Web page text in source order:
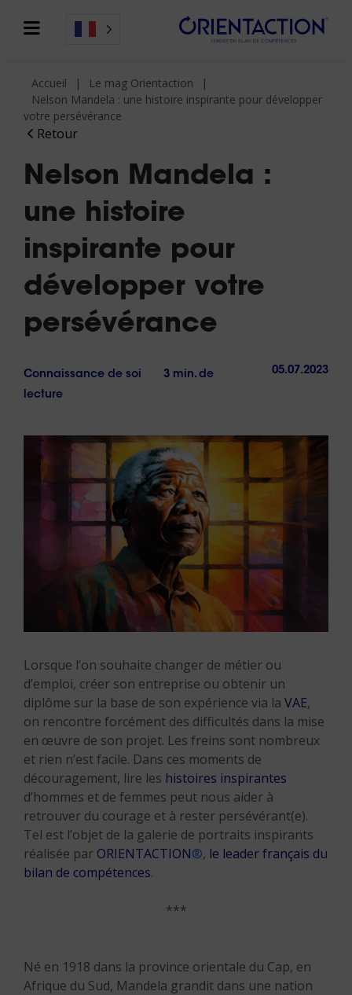
Retour
Accueil
Le mag Orientaction
Nelson Mandela : une histoire inspirante pour développer
votre persévérance
Nelson Mandela :
une histoire
inspirante pour
développer votre
persévérance
Connaissance de soi
3 min. de
lecture
05.07.2023
Lorsque l’on souhaite changer de métier ou
d’emploi, créer son entreprise ou obtenir un
diplôme sur la base de son expérience via la VAE,
on rencontre forcément des difficultés dans la mise
en œuvre de son projet. Les freins sont nombreux
et rien n’est facile. Dans ces moments de
découragement, lire les histoires inspirantes
d’hommes et de femmes peut nous aider à
retrouver du courage et à rester persévérant(e).
Tel est l’objet de la galerie de portraits inspirants
réalisée par ORIENTACTION®, le leader français du
bilan de compétences.
***
Né en 1918 dans la province orientale du Cap, en
Afrique du Sud, Mandela grandit dans une nation